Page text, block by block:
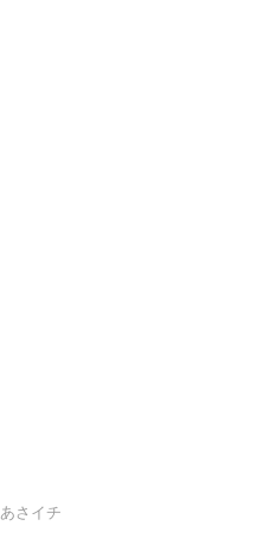
あさイチ